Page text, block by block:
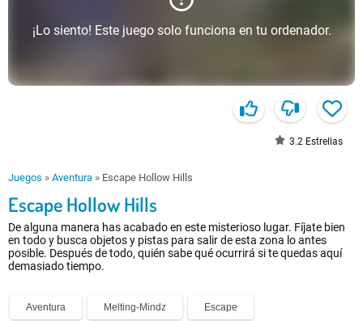
¡Lo siento! Este juego solo funciona en tu ordenador.
3.2 Estrellas
Juegos » Aventura » Escape Hollow Hills
Escape Hollow Hills
De alguna manera has acabado en este misterioso lugar. Fíjate bien
en todo y busca objetos y pistas para salir de esta zona lo antes
posible. Después de todo, quién sabe qué ocurrirá si te quedas aquí
demasiado tiempo.
Aventura Melting-Mindz Escape